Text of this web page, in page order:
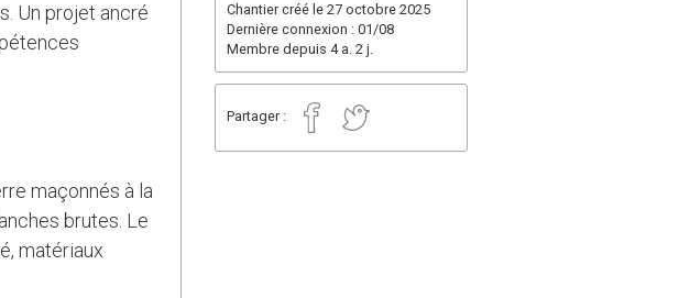
Chantier créé le 27 octobre 2025
Dernière connexion : 01/08
Membre depuis 4 a. 2 j.
Partager :
Un projet ancré
maçonnés à la
brutes. Le
matériaux